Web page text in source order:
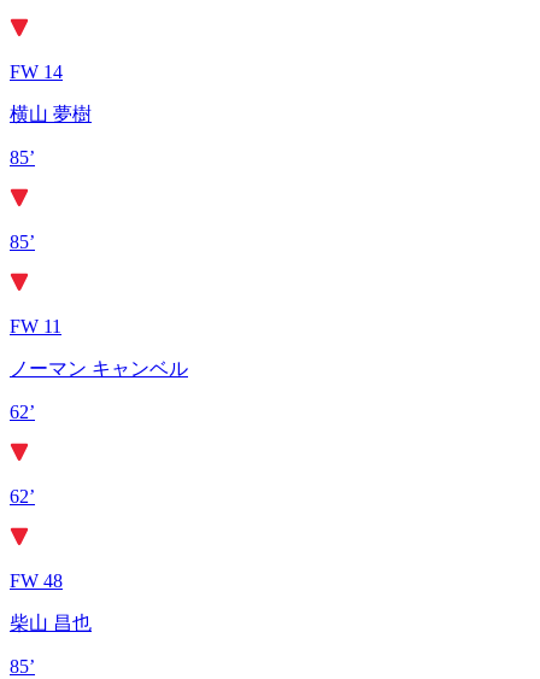
FW 14
横山 夢樹
85’
85’
FW 11
ノーマン キャンベル
62’
62’
FW 48
柴山 昌也
85’